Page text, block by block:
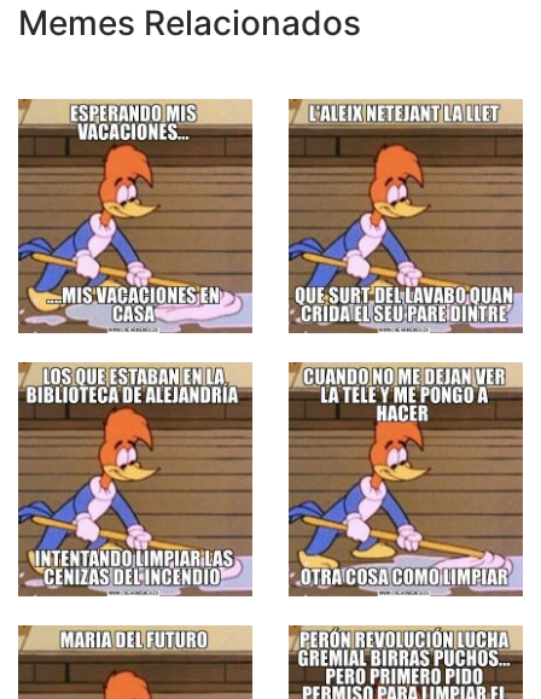
Memes Relacionados